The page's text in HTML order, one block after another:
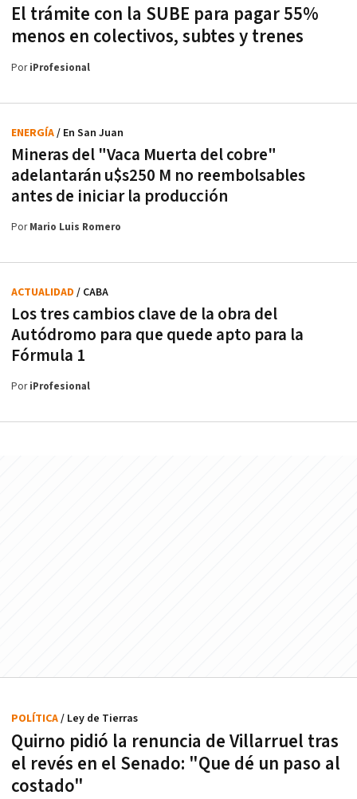
El trámite con la SUBE para pagar 55%
menos en colectivos, subtes y trenes
PoriProfesional
Mineras del "Vaca Muerta del cobre"
adelantarán u$s250 M no reembolsables
antes de iniciar la producción
ENERGÍA/ En San Juan
PorMario Luis Romero
Los tres cambios clave de la obra del
Autódromo para que quede apto para la
Fórmula 1
ACTUALIDAD / CABA
PoriProfesional
Quirno pidió la renuncia de Villarruel tras
el revés en el Senado: "Que dé un paso al
costado"
POLÍTICA/ Ley de Tierras